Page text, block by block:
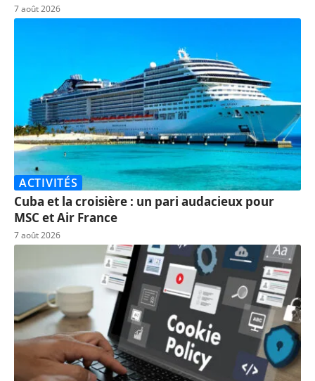
7 août 2026
ACTIVITÉS
Cuba et la croisière : un pari audacieux pour
MSC et Air France
7 août 2026